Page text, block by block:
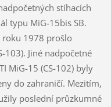
stíhacích
typu MiG-15bis SB.
1978 prošlo
103). Jiné nadpočetné
MiG-15 (CS-102) byly
do zahraničí. Mezitím,
poslední průzkumné